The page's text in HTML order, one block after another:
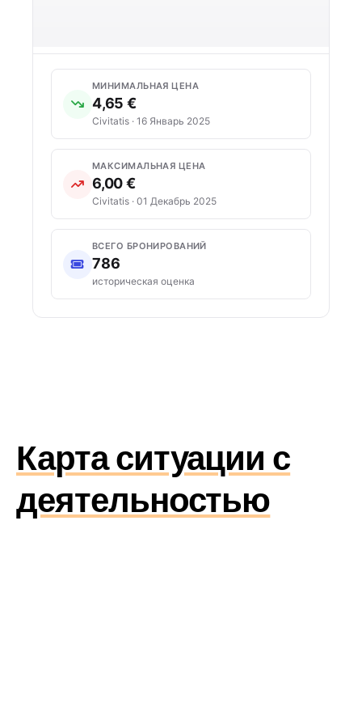
МИНИМАЛЬНАЯ ЦЕНА
4,65 €
Civitatis · 16 Январь 2025
МАКСИМАЛЬНАЯ ЦЕНА
6,00 €
Civitatis · 01 Декабрь 2025
ВСЕГО БРОНИРОВАНИЙ
786
историческая оценка
Карта ситуации с
деятельностью